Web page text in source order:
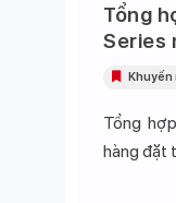
Tổng
Series
Tổng
hàng đặt
Khuyến